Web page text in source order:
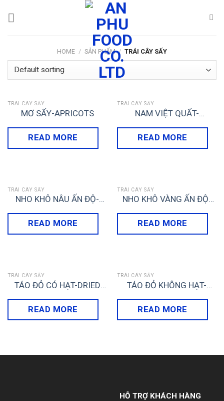
HOME / SẢN PHẨM / TRÁI CÂY SẤY
TRÁI CÂY SẤY
MƠ SẤY-APRICOTS
READ MORE
TRÁI CÂY SẤY
NAM VIỆT QUẤT-
READ MORE
TRÁI CÂY SẤY
NHO KHÔ NÂU ẤN ĐỘ-
READ MORE
TRÁI CÂY SẤY
NHO KHÔ VÀNG ẤN ĐỘ-
READ MORE
TRÁI CÂY SẤY
TÁO ĐỎ CÓ HẠT-DRIED
READ MORE
TRÁI CÂY SẤY
TÁO ĐỎ KHÔNG HẠT-
READ MORE
HỖ TRỢ KHÁCH HÀNG